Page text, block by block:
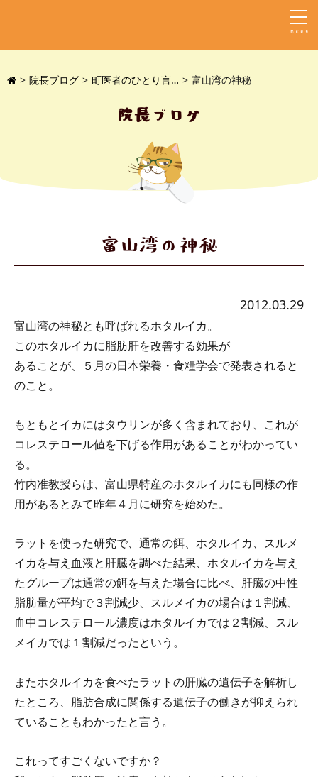
MENU
院長ブログ 町医者のひとり言… 富山湾の神秘
院長ブログ
富山湾の神秘
2012.03.29
富山湾の神秘とも呼ばれるホタルイカ。
このホタルイカに脂肪肝を改善する効果が
あることが、５月の日本栄養・食糧学会で発表されると
のこと。
もともとイカにはタウリンが多く含まれており、これが
コレステロール値を下げる作用があることがわかってい
る。
竹内准教授らは、富山県特産のホタルイカにも同様の作
用があるとみて昨年４月に研究を始めた。
ラットを使った研究で、通常の餌、ホタルイカ、スルメ
イカを与え血液と肝臓を調べた結果、ホタルイカを与え
たグループは通常の餌を与えた場合に比べ、肝臓の中性
脂肪量が平均で３割減少、スルメイカの場合は１割減、
血中コレステロール濃度はホタルイカでは２割減、スル
メイカでは１割減だったという。
またホタルイカを食べたラットの肝臓の遺伝子を解析し
たところ、脂肪合成に関係する遺伝子の働きが抑えられ
ていることもわかったと言う。
これってすごくないですか？